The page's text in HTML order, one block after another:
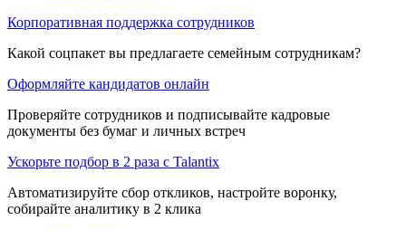
Корпоративная поддержка сотрудников
Какой соцпакет вы предлагаете семейным сотрудникам?
Оформляйте кандидатов онлайн
Проверяйте сотрудников и подписывайте кадровые
документы без бумаг и личных встреч
Ускорьте подбор в 2 раза с Talantix
Автоматизируйте сбор откликов, настройте воронку,
собирайте аналитику в 2 клика